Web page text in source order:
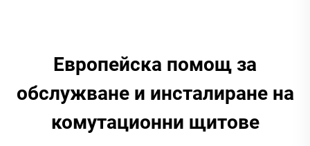
Европейска помощ за
обслужване и инсталиране на
комутационни щитове